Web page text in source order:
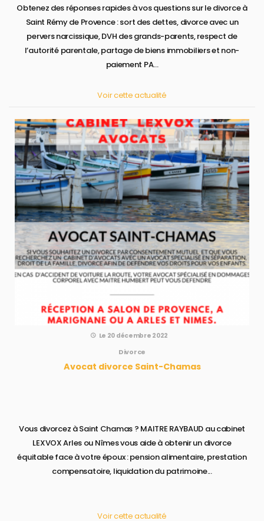
Obtenez des réponses rapides à vos questions sur le divorce à
Saint Rémy de Provence : sort des dettes, divorce avec un
pervers narcissique, DVH des grands-parents, respect de
l’autorité parentale, partage de biens immobiliers et non-
paiement PA...
Voir cette actualité
Le 20 décembre 2022
Divorce
Avocat divorce Saint-Chamas
Vous divorcez à Saint Chamas ? MAITRE RAYBAUD au cabinet
LEXVOX Arles ou Nîmes vous aide à obtenir un divorce
équitable face à votre époux : pension alimentaire, prestation
compensatoire, liquidation du patrimoine...
Voir cette actualité